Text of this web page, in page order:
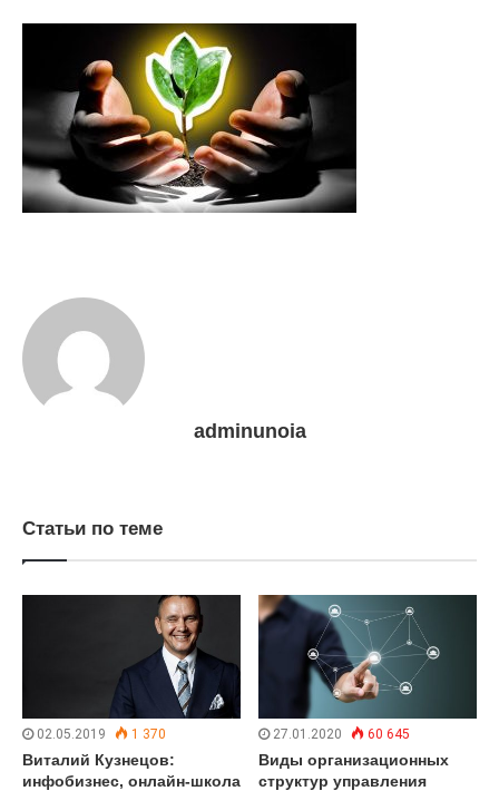
adminunoia
Статьи по теме
02.05.2019 1 370
Виталий Кузнецов:
инфобизнес, онлайн-школа
27.01.2020 60 645
Виды организационных
структур управления